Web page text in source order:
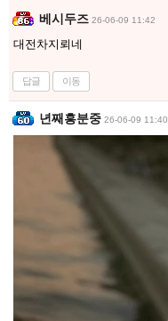
베시두즈 26-06-09 11:42
대전차지뢰네
답글 이동
년째흥분중 26-06-09 11:40